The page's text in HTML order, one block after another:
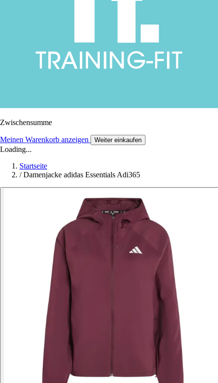
Zwischensumme
Meinen Warenkorb anzeigen Weiter einkaufen
Loading...
Startseite
/ Damenjacke adidas Essentials Adi365